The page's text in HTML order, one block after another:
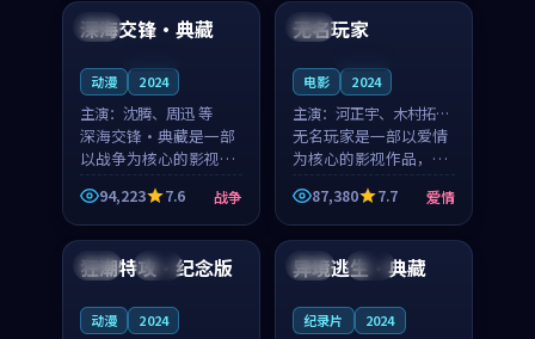
中国
深海交锋·典藏
动漫 2024
主演： 沈腾、周迅 等
深海交锋·典藏是一部
以战争为核心的影视作
品，围绕危机、反转与
人物成长展开，整体节
奏紧凑，值得推荐观
看。
94,223 7.6 战争
中国
无名玩家
电影 2024
主演： 河正宇、木村拓哉
等
无名玩家是一部以爱情
为核心的影视作品，围
绕危机、反转与人物成
长展开，整体节奏紧
凑，值得推荐观看。
87,380 7.7 爱情
中国 杜比
狂潮特攻·纪念版
动漫 2024
日本 杜比
异境逃生·典藏
纪录片 2024